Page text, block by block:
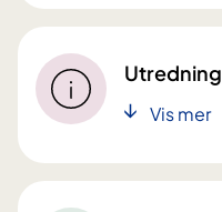
Utredning
Vis mer